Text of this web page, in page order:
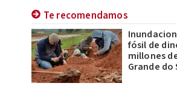
Te recomendamos
fósil de
millones
Grande do